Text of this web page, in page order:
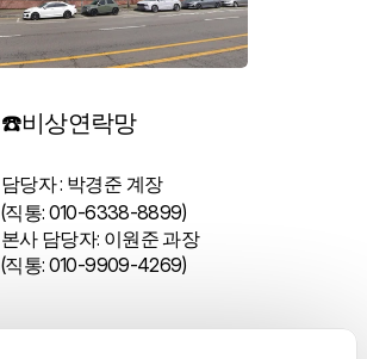
☎️비상연락망
담당자 : 박경준 계장
(직통: 010-6338-8899)
본사 담당자: 이원준 과장
(직통: 010-9909-4269)